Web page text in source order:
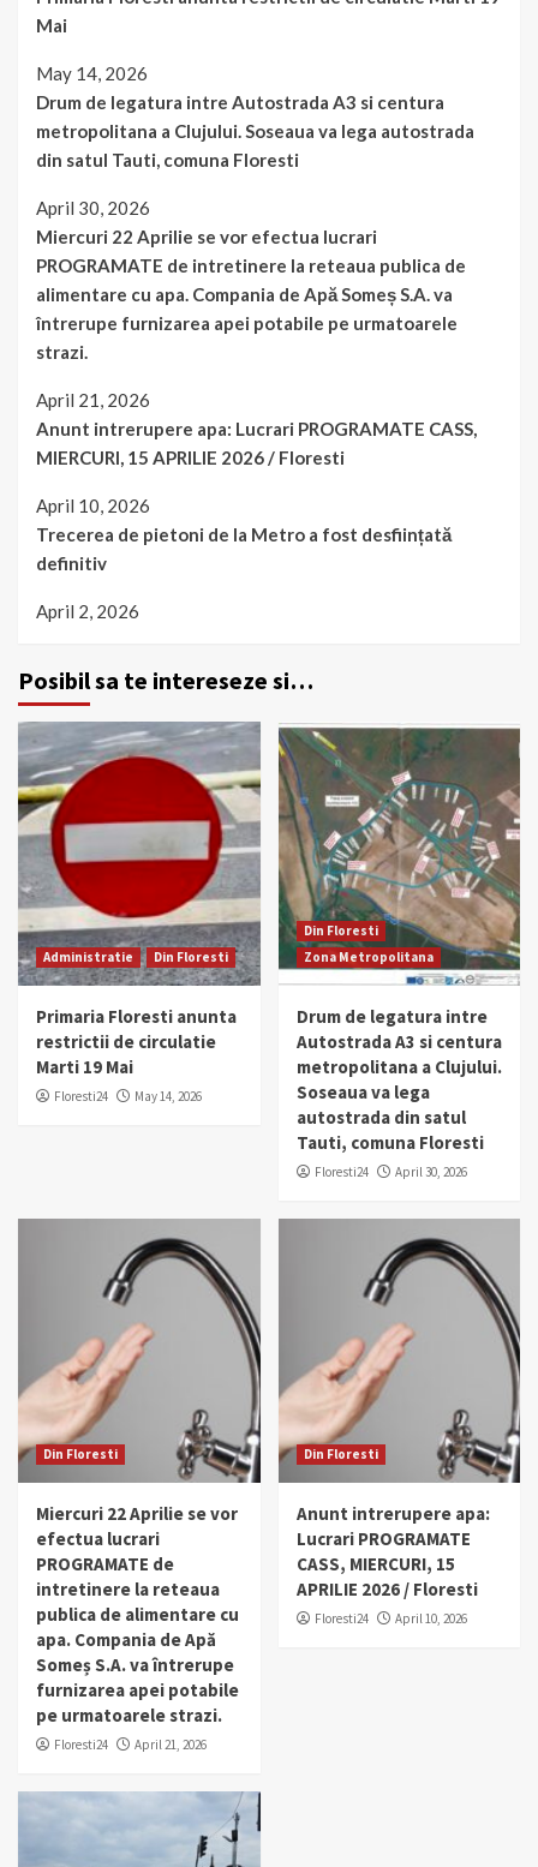
Mai
May 14, 2026
Drum de legatura intre Autostrada A3 si centura
metropolitana a Clujului. Soseaua va lega autostrada
din satul Tauti, comuna Floresti
April 30, 2026
Miercuri 22 Aprilie se vor efectua lucrari
PROGRAMATE de intretinere la reteaua publica de
alimentare cu apa. Compania de Apă Someș S.A. va
întrerupe furnizarea apei potabile pe urmatoarele
strazi.
April 21, 2026
Anunt intrerupere apa: Lucrari PROGRAMATE CASS,
MIERCURI, 15 APRILIE 2026 / Floresti
April 10, 2026
Trecerea de pietoni de la Metro a fost desființată
definitiv
April 2, 2026
Posibil sa te intereseze si…
Administratie Din Floresti
Primaria Floresti anunta
restrictii de circulatie
Marti 19 Mai
Floresti24 May 14, 2026
Din Floresti
Zona Metropolitana
Drum de legatura intre
Autostrada A3 si centura
metropolitana a Clujului.
Soseaua va lega
autostrada din satul
Tauti, comuna Floresti
Floresti24 April 30, 2026
Din Floresti
Miercuri 22 Aprilie se vor
efectua lucrari
PROGRAMATE de
intretinere la reteaua
publica de alimentare cu
apa. Compania de Apă
Someș S.A. va întrerupe
furnizarea apei potabile
pe urmatoarele strazi.
Floresti24 April 21, 2026
Din Floresti
Anunt intrerupere apa:
Lucrari PROGRAMATE
CASS, MIERCURI, 15
APRILIE 2026 / Floresti
Floresti24 April 10, 2026